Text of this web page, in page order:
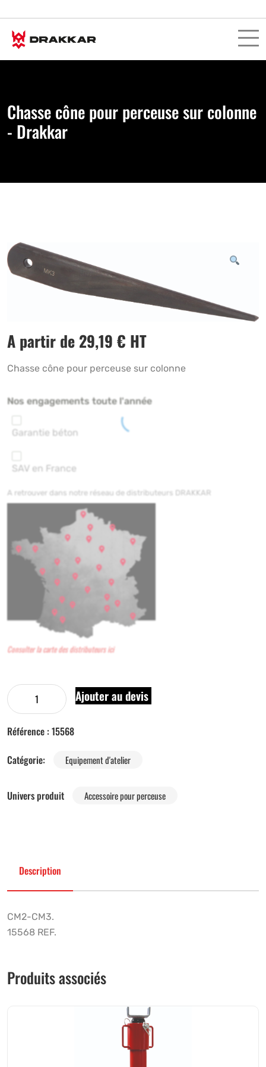
Chasse cône pour perceuse sur colonne
- Drakkar
A partir de 29,19 € HT
Chasse cône pour perceuse sur colonne
Nos engagements toute l'année
Garantie béton
SAV en France
A retrouver dans notre réseau de distributeurs DRAKKAR
Consulter la carte des distributeurs ici
Ajouter au devis
Référence : 15568
Catégorie:
Equipement d'atelier
Univers produit Accessoire pour perceuse
Description
CM2-CM3.
15568 REF.
Produits associés